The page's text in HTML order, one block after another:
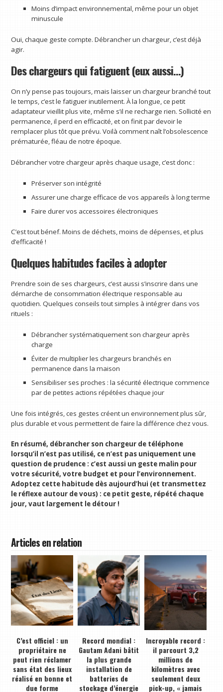
Moins d’impact environnemental, même pour un objet
minuscule
Oui, chaque geste compte. Débrancher un chargeur, c’est déjà
agir.
Des chargeurs qui fatiguent (eux aussi…)
On n’y pense pas toujours, mais laisser un chargeur branché tout
le temps, c’est le fatiguer inutilement. À la longue, ce petit
adaptateur vieillit plus vite, même s’il ne recharge rien. Sollicité en
permanence, il perd en efficacité, et on finit par devoir le
remplacer plus tôt que prévu. Voilà comment naît l’obsolescence
prématurée, fléau de notre époque.
Débrancher votre chargeur après chaque usage, c’est donc :
Préserver son intégrité
Assurer une charge efficace de vos appareils à long terme
Faire durer vos accessoires électroniques
C’est tout bénef. Moins de déchets, moins de dépenses, et plus
d’efficacité !
Quelques habitudes faciles à adopter
Prendre soin de ses chargeurs, c’est aussi s’inscrire dans une
démarche de consommation électrique responsable au
quotidien. Quelques conseils tout simples à intégrer dans vos
rituels :
Débrancher systématiquement son chargeur après
charge
Éviter de multiplier les chargeurs branchés en
permanence dans la maison
Sensibiliser ses proches : la sécurité électrique commence
par de petites actions répétées chaque jour
Une fois intégrés, ces gestes créent un environnement plus sûr,
plus durable et vous permettent de faire la différence chez vous.
En résumé, débrancher son chargeur de téléphone
lorsqu’il n’est pas utilisé, ce n’est pas uniquement une
question de prudence : c’est aussi un geste malin pour
votre sécurité, votre budget et pour l’environnement.
Adoptez cette habitude dès aujourd’hui (et transmettez
le réflexe autour de vous) : ce petit geste, répété chaque
jour, vaut largement le détour !
Articles en relation
C’est officiel : un
propriétaire ne
peut rien réclamer
sans état des lieux
réalisé en bonne et
due forme
Record mondial :
Gautam Adani bâtit
la plus grande
installation de
batteries de
stockage d’énergie
Incroyable record :
il parcourt 3,2
millions de
kilomètres avec
seulement deux
pick-up, « jamais